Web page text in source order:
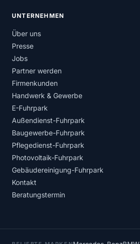
UNTERNEHMEN
Über uns
Presse
Jobs
Partner werden
Firmenkunden
Handwerk & Gewerbe
E-Fuhrpark
Außendienst-Fuhrpark
Baugewerbe-Fuhrpark
Pflegedienst-Fuhrpark
Photovoltaik-Fuhrpark
Gebäudereinigung-Fuhrpark
Kontakt
Beratungstermin